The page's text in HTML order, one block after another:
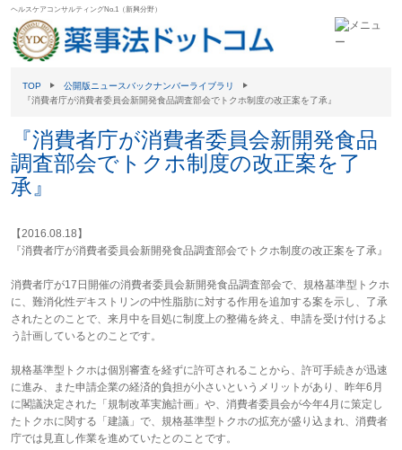
ヘルスケアコンサルティングNo.1（新興分野）
TOP
公開版ニュースバックナンバーライブラリ
『消費者庁が消費者委員会新開発食品調査部会でトクホ制度の改正案を了承』
『消費者庁が消費者委員会新開発食品
調査部会でトクホ制度の改正案を了
承』
【2016.08.18】
『消費者庁が消費者委員会新開発食品調査部会でトクホ制度の改正案を了承』
消費者庁が17日開催の消費者委員会新開発食品調査部会で、規格基準型トクホ
に、難消化性デキストリンの中性脂肪に対する作用を追加する案を示し、了承
されたとのことで、来月中を目処に制度上の整備を終え、申請を受け付けるよ
う計画しているとのことです。
規格基準型トクホは個別審査を経ずに許可されることから、許可手続きが迅速
に進み、また申請企業の経済的負担が小さいというメリットがあり、昨年6月
に閣議決定された「規制改革実施計画」や、消費者委員会が今年4月に策定し
たトクホに関する「建議」で、規格基準型トクホの拡充が盛り込まれ、消費者
庁では見直し作業を進めていたとのことです。